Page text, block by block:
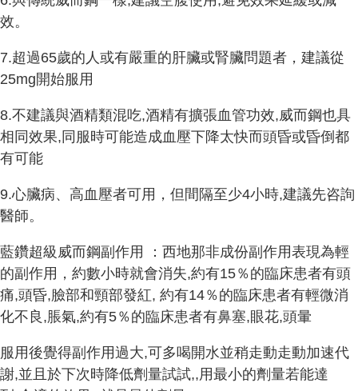
效。
7.超過65歲的人或有嚴重的肝臟或腎臟問題者，建議從
25mg開始服用
8.不建議與酒精類混吃,酒精有擴張血管功效,威而鋼也具
相同效果,同服時可能造成血壓下降太快而頭昏或昏倒都
有可能
9.心臟病、高血壓者可用，但間隔至少4小時,建議先咨詢
醫師。
藍鑽超級威而鋼副作用 ：西地那非成份副作用表現為輕
的副作用，約數小時就會消失,約有15％的臨床患者有頭
痛,頭昏,臉部和頸部發紅, 約有14％的臨床患者有輕微消
化不良,脹氣,約有5％的臨床患者有鼻塞,眼花,頭暈
服用後覺得副作用過大,可多喝開水並稍走動走動加速代
謝,並且於下次時降低劑量試試,,用最小的劑量若能達